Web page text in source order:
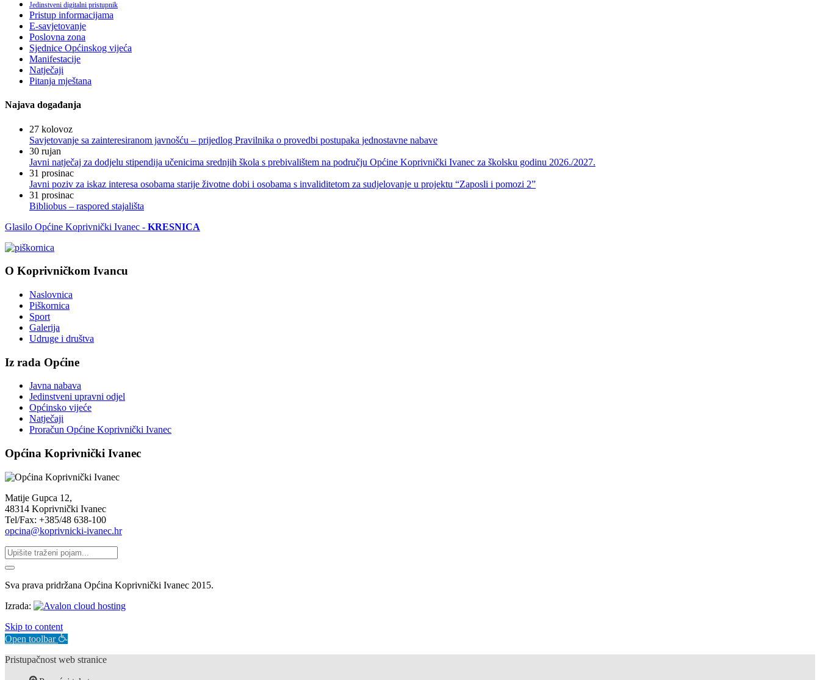
Jedinstveni digitalni pristupnik
Pristup informacijama
E-savjetovanje
Poslovna zona
Sjednice Općinskog vijeća
Manifestacije
Natječaji
Pitanja mještana
Najava događanja
27 kolovoz
Savjetovanje sa zainteresiranom javnošću – prijedlog Pravilnika o provedbi postupaka jednostavne nabave
30 rujan
Javni natječaj za dodjelu stipendija učenicima srednjih škola s prebivalištem na području Općine Koprivnički Ivanec za školsku godinu 2026./2027.
31 prosinac
Javni poziv za iskaz interesa osobama starije životne dobi i osobama s invaliditetom za sudjelovanje u projektu “Zaposli i pomozi 2”
31 prosinac
Bibliobus – raspored stajališta
Glasilo Općine Koprivnički Ivanec - KRESNICA
O Koprivničkom Ivancu
Naslovnica
Piškornica
Sport
Galerija
Udruge i društva
Iz rada Općine
Javna nabava
Jedinstveni upravni odjel
Općinsko vijeće
Natječaji
Proračun Općine Koprivnički Ivanec
Općina Koprivnički Ivanec
Matije Gupca 12,
48314 Koprivnički Ivanec
Tel/Fax: +385/48 638-100
opcina@koprivnicki-ivanec.hr
Sva prava pridržana Općina Koprivnički Ivanec 2015.
Izrada:
Skip to content
Open toolbar
Pristupačnost web stranice